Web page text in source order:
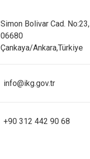
Simon Bolivar Cad. No:23,
06680
Çankaya/Ankara,Türkiye
info@ikg.gov.tr
+90 312 442 90 68